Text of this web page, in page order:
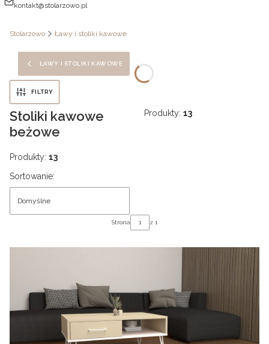
kontakt@stolarzowo.pl
Stolarzowo Ławy i stoliki kawowe
ŁAWY I STOLIKI KAWOWE
FILTRY
Stoliki kawowe
beżowe
Produkty: 13
Produkty: 13
Lista produktów
Sortowanie:
Domyślne
Strona z 1